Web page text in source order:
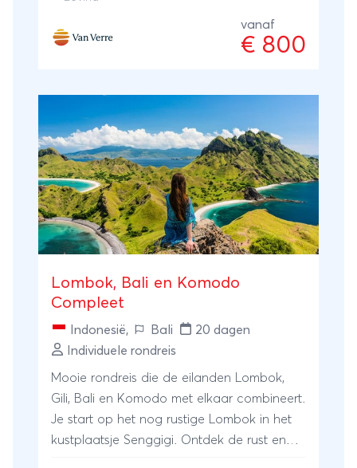
prachtige rijstterrassen! Ook doe je de
plaats Lovina aan, waar je dolfijnen kunt
van Bali! Bij Van Verre stel je jouw eigen reis
samen. Laat je inspireren door dit
reisschema. Geef jouw persoonlijke wensen
en ideeën door en de reis wordt op maat
voor je samengesteld. Ook de
vertrekdatum bepaal jezelf!
vanaf
€ 800
Lombok, Bali en Komodo
Compleet
Indonesië, Bali
20 dagen
Individuele rondreis
Mooie rondreis die de eilanden Lombok,
Gili, Bali en Komodo met elkaar combineert.
Je start op het nog rustige Lombok in het
kustplaatsje Senggigi. Ontdek de rust en